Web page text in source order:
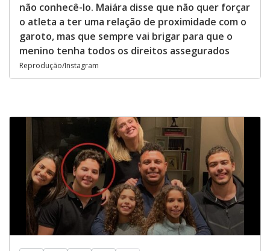
não conhecê-lo. Maiára disse que não quer forçar
o atleta a ter uma relação de proximidade com o
garoto, mas que sempre vai brigar para que o
menino tenha todos os direitos assegurados
Reprodução/Instagram